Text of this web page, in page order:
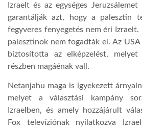
LINKTR.EE
GLOBOZSARU
DOBRAVERO.HU
LATIMO.HU
Izraelt és az egységes
garantálják azt, hogy a palesztin
fegyveres fenyegetés nem éri
palesztinok nem fogadták el. Az
biztosította az elképzelést,
részben magáénak vall.
Netanjahu maga is igyekezett
melyet a választási kampány
Izraelben, és amely hozzájárult
Fox televíziónak nyilatkozva